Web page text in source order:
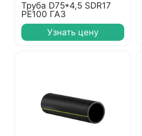
Труба D75*4,5 SDR17
PE100 ГАЗ
Узнать цену